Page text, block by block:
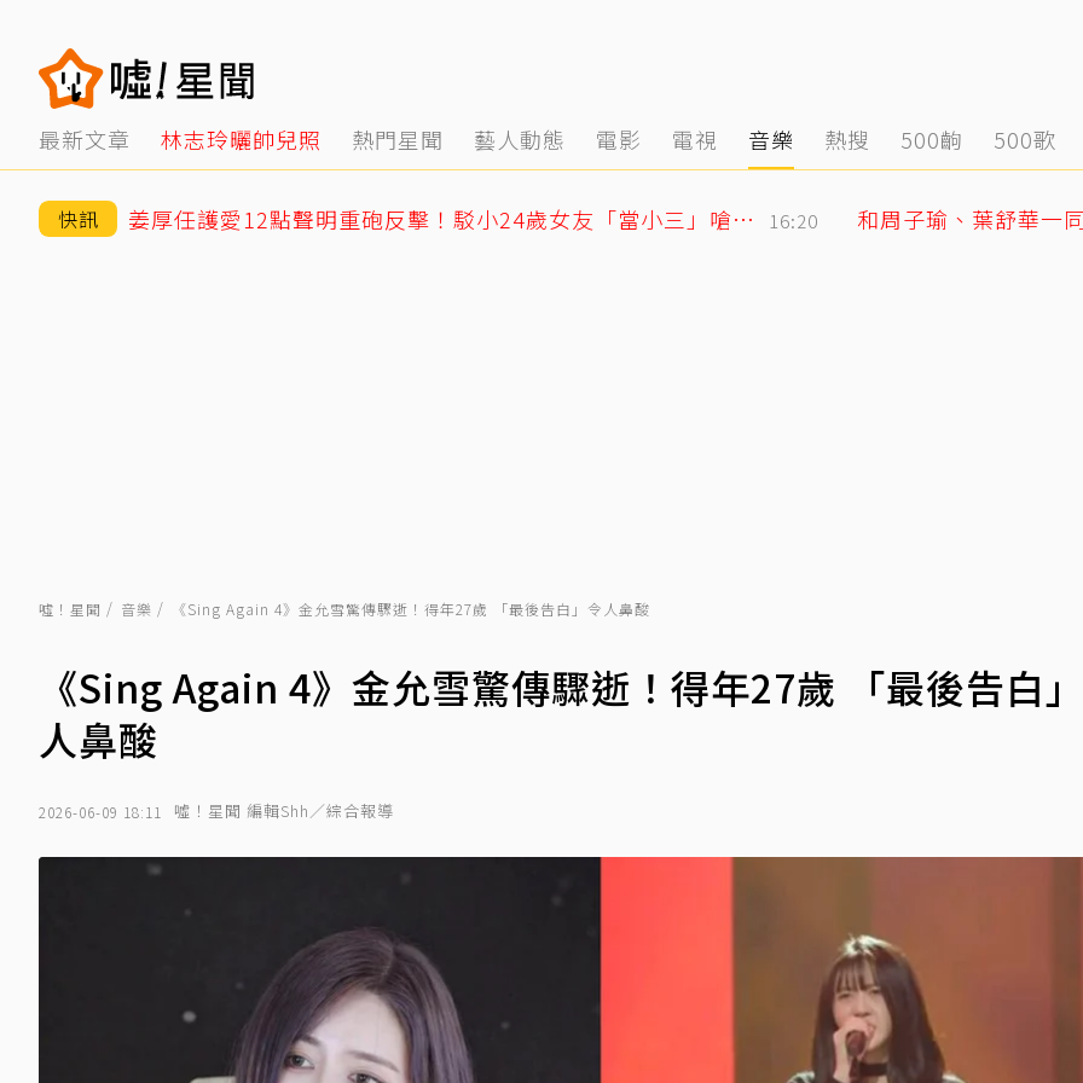
最新文章 林志玲曬帥兒照 熱門星聞 藝人動態 電影 電視 音樂 熱搜 500齣 500歌
快訊 姜厚任護愛12點聲明重砲反擊！駁小24歲女友「當小三」嗆：講三小？ 16:20 和周子瑜、葉舒華一
噓！星聞 音樂 《Sing Again 4》金允雪驚傳驟逝！得年27歲 「最後告白」令人鼻酸
《Sing Again 4》金允雪驚傳驟逝！得年27歲 「最後告白
人鼻酸
2026-06-09 18:11 噓！星聞 編輯Shh／綜合報導